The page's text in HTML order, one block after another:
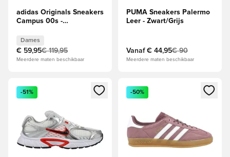
adidas Originals Sneakers
Campus 00s -
Dames
€ 59,95€ 119,95
Meerdere maten beschikbaar
PUMA Sneakers Palermo
Leer - Zwart/Grijs
Vanaf € 44,95€ 90
Meerdere maten beschikbaar
Opent een venster om in te loggen of je aan te melden als
-51%
Opent een venster om in te
-50%